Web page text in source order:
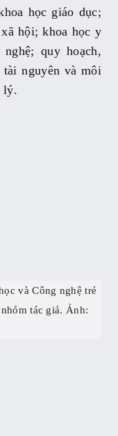
học giáo dục;
hội; khoa học y
quy hoạch,
nguyên và môi
lý.
và Công nghệ trẻ
tác giả. Ảnh: